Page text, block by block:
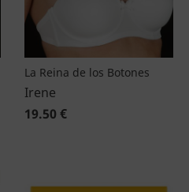
La Reina de los Botones
Irene
19.50 €